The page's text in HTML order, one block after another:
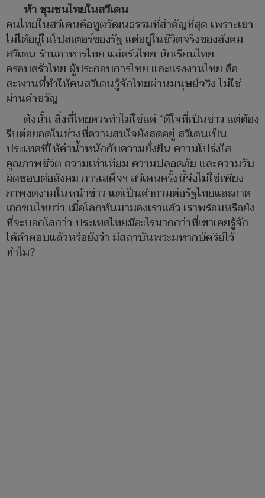
ห้า ชุมชนไทยในสวีเดน
คนไทยในสวีเดนคือทูตวัฒนธรรมที่สำคัญที่สุด เพราะเขา
ไม่ได้อยู่ในโปสเตอร์ของรัฐ แต่อยู่ในชีวิตจริงของสังคม
สวีเดน ร้านอาหารไทย แม่ครัวไทย นักเรียนไทย
ครอบครัวไทย ผู้ประกอบการไทย และแรงงานไทย คือ
สะพานที่ทำให้คนสวีเดนรู้จักไทยผ่านมนุษย์จริง ไม่ใช่
ผ่านคำขวัญ
ดังนั้น สิ่งที่ไทยควรทำไม่ใช่แค่ “ดีใจที่เป็นข่าว แต่ต้อง
รีบต่อยอดในช่วงที่ความสนใจยังสดอยู่ สวีเดนเป็น
ประเทศที่ให้ค่าน้ำหนักกับความยั่งยืน ความโปร่งใส
คุณภาพชีวิต ความเท่าเทียม ความปลอดภัย และความรับ
ผิดชอบต่อสังคม การเสด็จฯ สวีเดนครั้งนี้จึงไม่ใช่เพียง
ภาพงดงามในหน้าข่าว แต่เป็นคำถามต่อรัฐไทยและภาค
เอกชนไทยว่า เมื่อโลกหันมามองเราแล้ว เราพร้อมหรือยัง
ที่จะบอกโลกว่า ประเทศไทยมีอะไรมากกว่าที่เขาเคยรู้จัก
ได้คำตอบแล้วหรือยังว่า มีสถาบันพระมหากษัตริย์ไว้
ทำไม?